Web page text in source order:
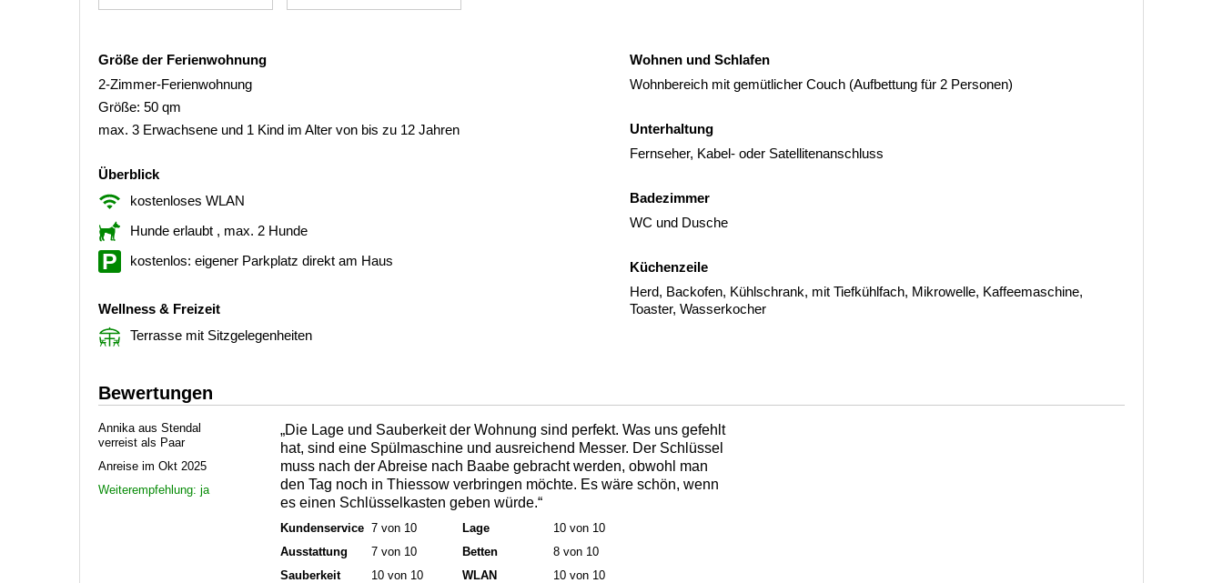
Größe der Ferienwohnung
2-Zimmer-Ferienwohnung
Größe: 50 qm
max. 3 Erwachsene und 1 Kind im Alter von bis zu 12 Jahren
Überblick
kostenloses WLAN
Hunde erlaubt , max. 2 Hunde
kostenlos: eigener Parkplatz direkt am Haus
Wellness & Freizeit
Terrasse mit Sitzgelegenheiten
Wohnen und Schlafen
Wohnbereich mit gemütlicher Couch (Aufbettung für 2 Personen)
Unterhaltung
Fernseher, Kabel- oder Satellitenanschluss
Badezimmer
WC und Dusche
Küchenzeile
Herd, Backofen, Kühlschrank, mit Tiefkühlfach, Mikrowelle, Kaffeemaschine,
Toaster, Wasserkocher
Bewertungen
Annika aus Stendal
verreist als Paar
Anreise im Okt 2025
Weiterempfehlung: ja
„Die Lage und Sauberkeit der Wohnung sind perfekt. Was uns gefehlt
hat, sind eine Spülmaschine und ausreichend Messer. Der Schlüssel
muss nach der Abreise nach Baabe gebracht werden, obwohl man
den Tag noch in Thiessow verbringen möchte. Es wäre schön, wenn
es einen Schlüsselkasten geben würde.“
Kundenservice 7 von 10
Ausstattung
7 von 10
Sauberkeit
10 von 10
Lage
10 von 10
Betten
8 von 10
WLAN
10 von 10